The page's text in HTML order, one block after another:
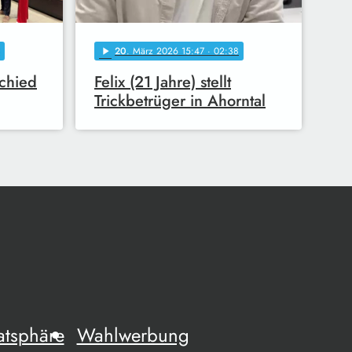
play_arrow 20. März 2026 15:47 · 02:38
Felix (21 Jahre) stellt
Trickbetrüger in Ahorntal
Wahlwerbung